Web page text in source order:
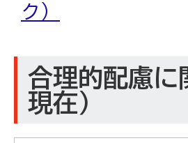
ク）
合理的配慮に
現在）